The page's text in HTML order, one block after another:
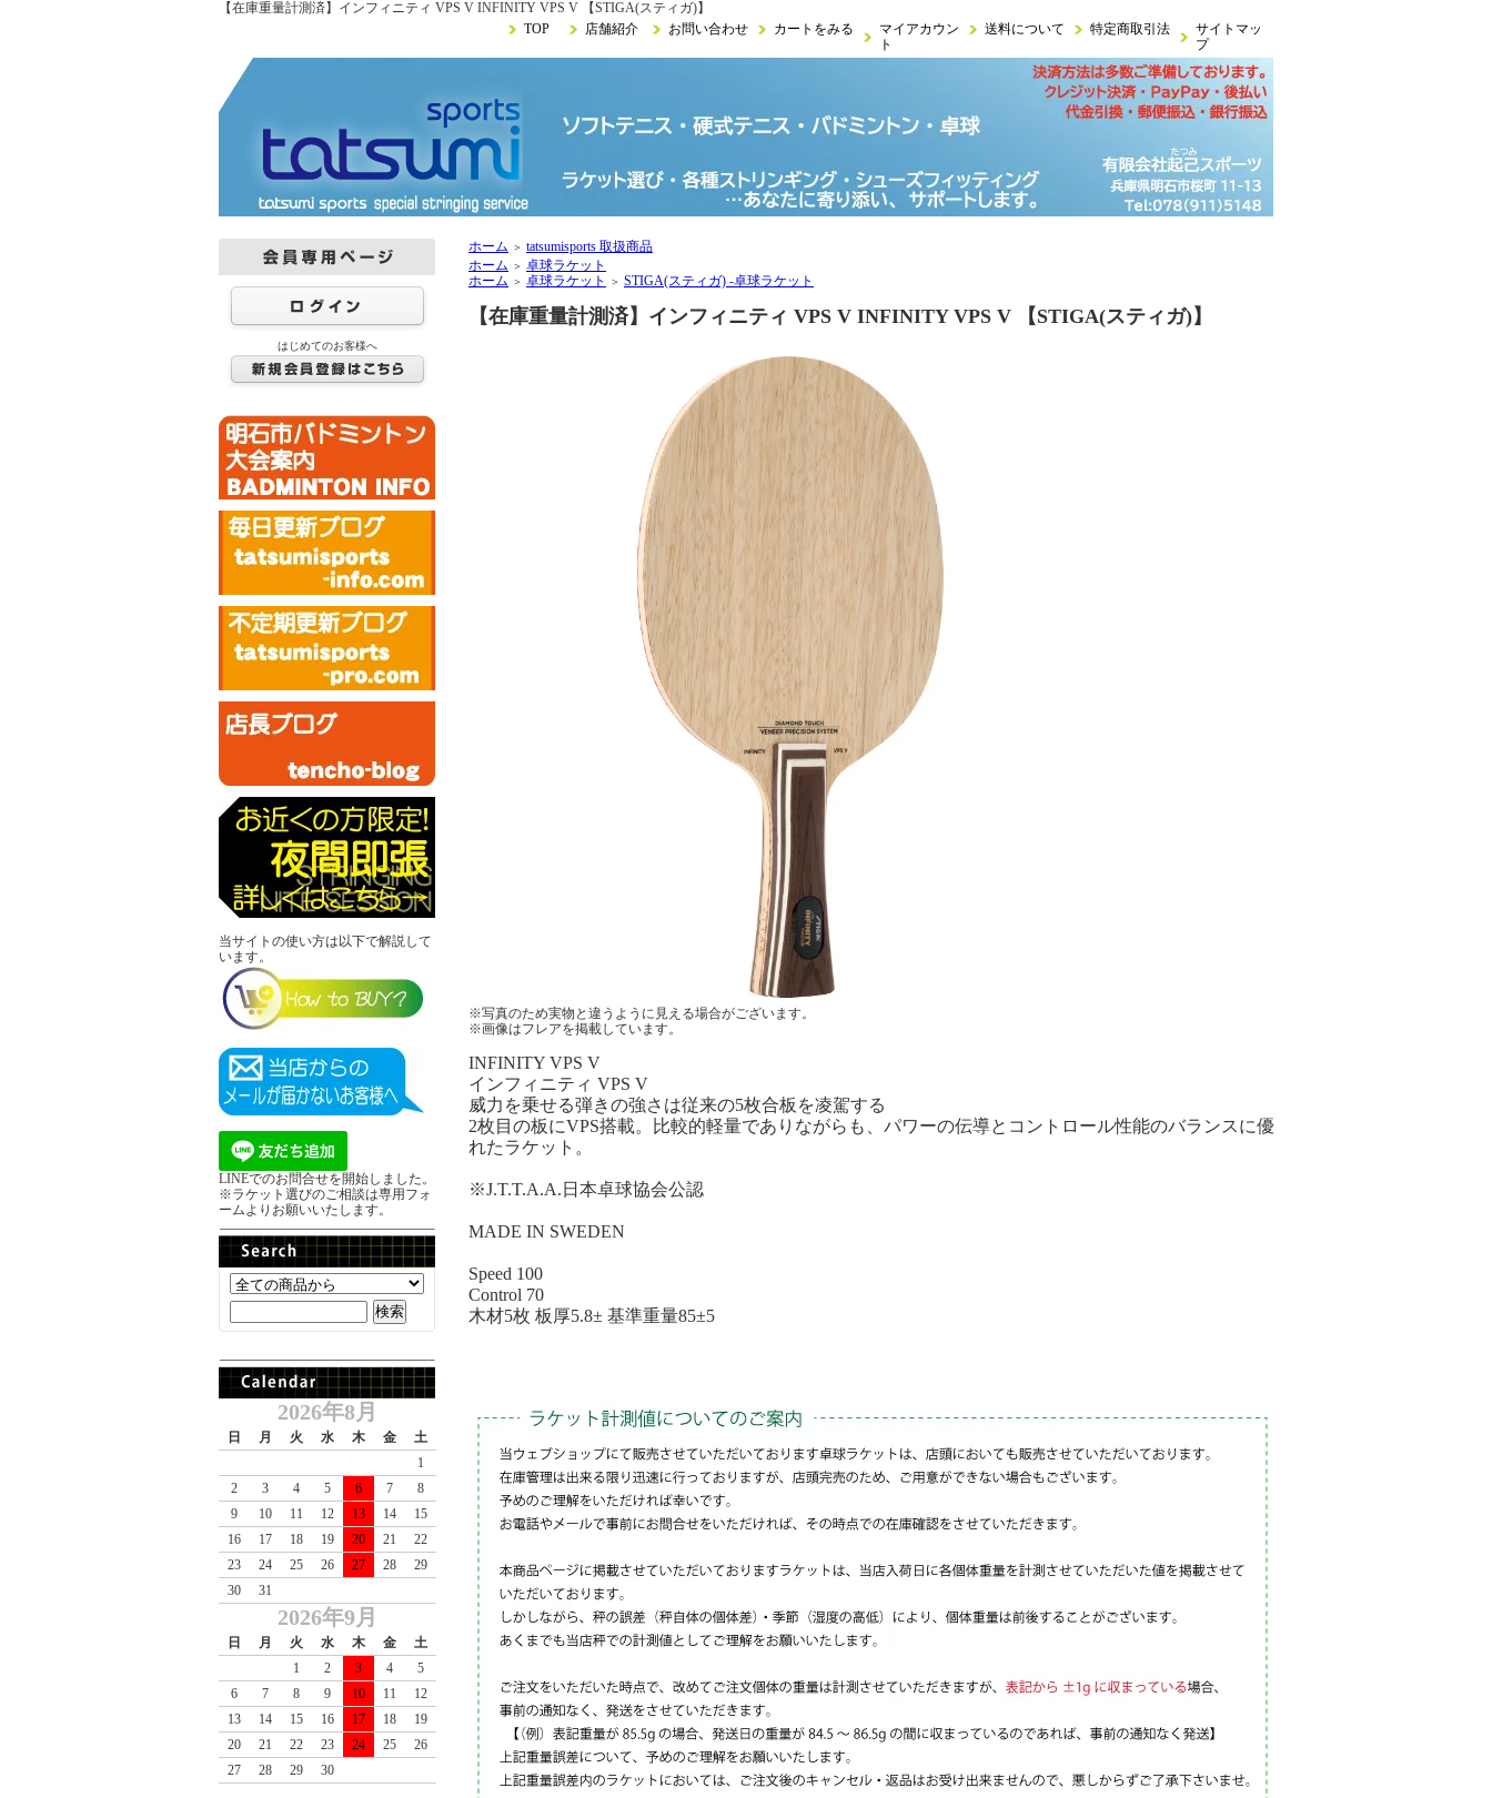
【在庫重量計測済】インフィニティ VPS V INFINITY VPS V 【STIGA(スティガ)】
TOP
店舗紹介 お問い合わせ カートをみる
マイアカウン
ト
送料について 特定商取引法
サイトマッ
プ
はじめてのお客様へ
当サイトの使い方は以下で解説して
います。
LINEでのお問合せを開始しました。
※ラケット選びのご相談は専用フォ
ームよりお願いいたします。
2026年8月
日 月 火 水 木 金
土
1
2
3 4 5 6 7
8
9
10 11 12 13 14
15
16
17 18 19 20 21
22
23
24 25 26 27 28
29
30
31
2026年9月
日 月 火 水 木 金
土
1
2 3 4
5
6
7 8 9 10 11
12
13
14 15 16 17 18
19
20
21 22 23 24 25
26
27
28 29 30
ホーム ＞ tatsumisports 取扱商品
ホーム ＞ 卓球ラケット
ホーム ＞ 卓球ラケット ＞ STIGA(スティガ) -卓球ラケット
【在庫重量計測済】インフィニティ VPS V INFINITY VPS V 【STIGA(スティガ)】
※写真のため実物と違うように見える場合がございます。
※画像はフレアを掲載しています。
INFINITY VPS V
インフィニティ VPS V
威力を乗せる弾きの強さは従来の5枚合板を凌駕する
2枚目の板にVPS搭載。比較的軽量でありながらも、パワーの伝導とコントロール性能のバランスに優
れたラケット。
※J.T.T.A.A.日本卓球協会公認
MADE IN SWEDEN
Speed 100
Control 70
木材5枚 板厚5.8± 基準重量85±5